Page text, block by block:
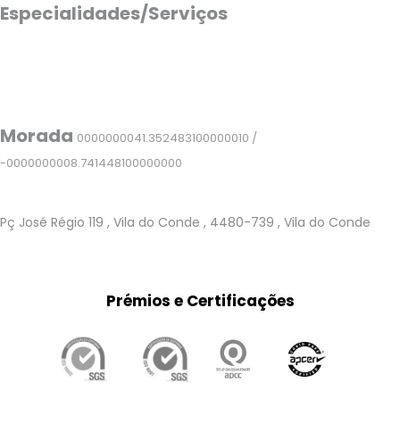
Especialidades/Serviços
Morada 0000000041.352483100000010 /
-0000000008.741448100000000
Pç José Régio 119 , Vila do Conde , 4480-739 , Vila do Conde
Prémios e Certificações